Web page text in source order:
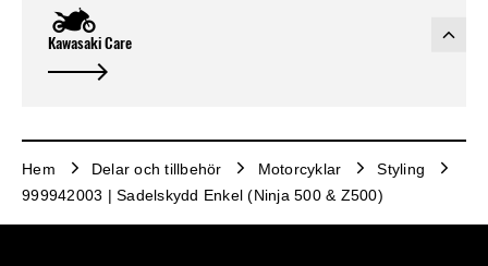
Kawasaki Care
Hem Delar och tillbehör Motorcyklar
Styling
999942003 | Sadelskydd Enkel (Ninja 500 & Z500)